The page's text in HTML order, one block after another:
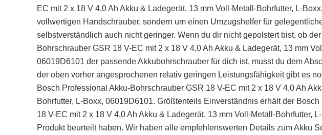
EC mit 2 x 18 V 4,0 Ah Akku & Ladegerät, 13 mm Voll-Metall-Bohrfutter, L-
vollwertigen Handschrauber, sondern um einen Umzugshelfer für
selbstverständlich auch nicht geringer. Wenn du dir nicht gepolstert bist, ob
Bohrschrauber GSR 18 V-EC mit 2 x 18 V 4,0 Ah Akku & Ladegerät, 13 mm
06019D6101 der passende Akkubohrschrauber für dich ist, musst du dem
der oben vorher angesprochenen relativ geringen Leistungsfähigkeit gibt es
Bosch Professional Akku-Bohrschrauber GSR 18 V-EC mit 2 x 18 V 4,0 Ah
Bohrfutter, L-Boxx, 06019D6101. Größtenteils Einverständnis erhält der
18 V-EC mit 2 x 18 V 4,0 Ah Akku & Ladegerät, 13 mm Voll-Metall-Bohrfutter,
Produkt beurteilt haben. Wir haben alle empfehlenswerten Details zum Akku